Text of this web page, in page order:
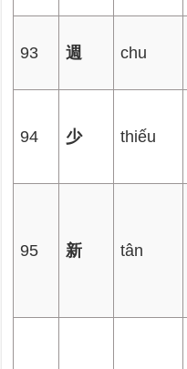
93 週 chu
94 少 thiếu
95 新 tân